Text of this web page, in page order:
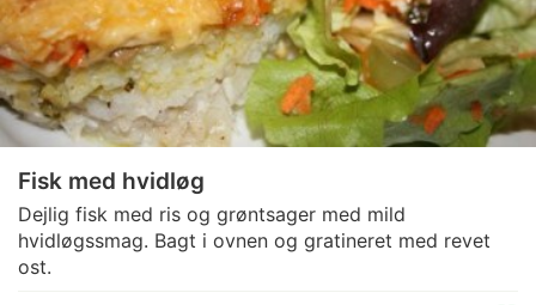
Fisk med hvidløg
Dejlig fisk med ris og grøntsager med mild
hvidløgssmag. Bagt i ovnen og gratineret med revet
ost.